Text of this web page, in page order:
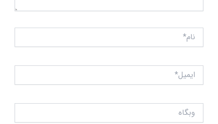
نام*
ایمیل*